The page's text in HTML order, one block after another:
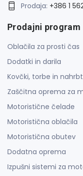
Prodaja: +386 1
Prodajni program
Oblačila za prosti čas
Dodatki in darila
Kovčki, torbe in
Zaščitna oprema za
Motoristične čelade
Motoristična oblačila
Motoristična obutev
Dodatna oprema
Izpušni sistemi za